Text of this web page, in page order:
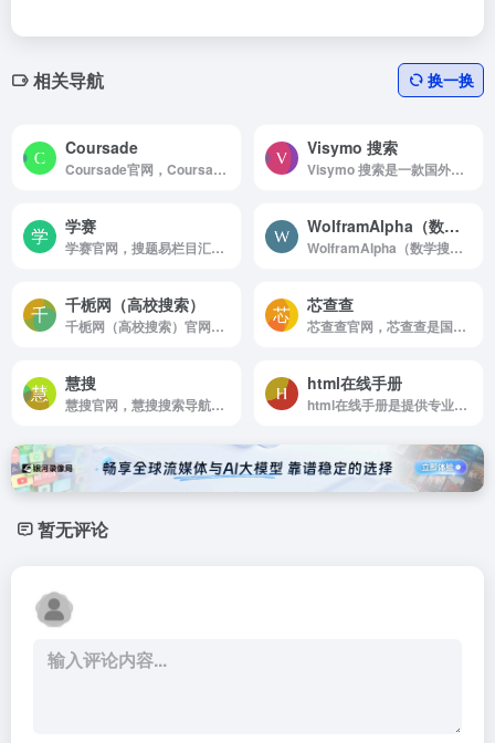
相关导航 换一换
Coursade
Coursade官网，Coursade是一个非常实用又好用的在线公开课搜索引擎，是一个非常好用的学习网站
Visymo 搜索
Visymo 搜索是一款国外聚合搜索引擎
学赛
学赛官网，搜题易栏目汇集了大学本科，大学专科，远程教育等各种学历类考试的试题及答案，是专业的学历类试题答案库，高效的解决您的做题，做作业，考试没答案的难题
WolframAlpha（数学搜索引擎）
WolframAlpha（数学搜索引擎）官网，一个学霸喜欢的搜索引擎，可以搜索数学公式等数学内容，，，
千栀网（高校搜索）
千栀网（高校搜索）官网，本网收集了计划内招生的千所高校招生计划，招生简章，历年录取分数线，招生专业介绍等志愿填报相关信息，更有学长学姐的及过来人对学校的真实评价，助你填个好志愿，上个好学校，录个好专业！
芯查查
芯查查官网，芯查查是国内领先的电子信息产业数据引擎，查芯片查企业找替代上芯查查；芯查查拥有海量元器件物料，Datasheet，设计方案，课程等数据，芯查查提供芯片信息查询，参数对比，选型替代，企业查询，课程，方案，资讯和直播交流等服务，芯查查为用户提供一站式电子元器件大数据服务
慧搜
慧搜官网，慧搜搜索导航，主要搜罗整合各类中文搜索引擎，努力让信息资源搜索更便捷更高效
html在线手册
html在线手册是提供专业的计算机在线帮助指南,包括各种在线开发手册,
暂无评论